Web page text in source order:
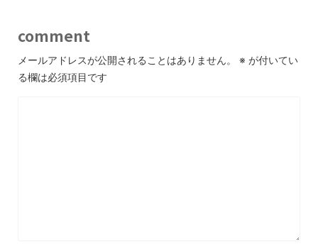
comment
メールアドレスが公開されることはありません。 ※ が付いてい
る欄は必須項目です